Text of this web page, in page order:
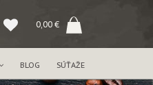
0,00 €
BLOG SÚŤAŽE